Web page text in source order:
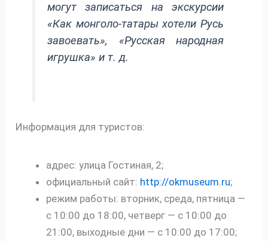
могут записаться на экскурсии
«Как монголо-татары хотели Русь
завоевать», «Русская народная
игрушка» и т. д.
Информация для туристов:
адрес: улица Гостиная, 2;
официальный сайт: http://okmuseum.ru;
режим работы: вторник, среда, пятница —
с 10:00 до 18:00, четверг — с 10:00 до
21:00, выходные дни — с 10:00 до 17:00;